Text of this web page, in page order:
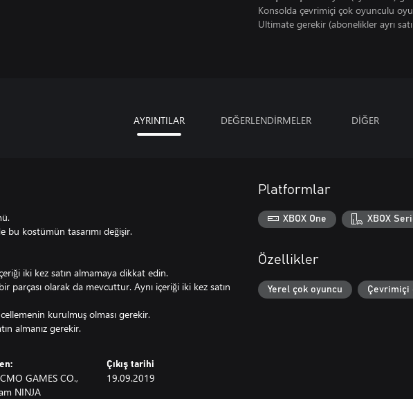
Konsolda çevrimiçi çok oyunculu
Ultimate gerekir (abonelikler ayrı
AYRINTILAR DEĞERLENDİRMELER DİĞER
bu kostümün tasarımı değişir.
iki kez satın almamaya dikkat edin.
parçası olarak da mevcuttur. Aynı içeriği iki kez satın
kurulmuş olması gerekir.
almanız gerekir.
GAMES CO.,
NINJA
Çıkış tarihi
19.09.2019
Platformlar
XBOX One XBOX
Özellikler
Yerel çok oyuncu Çevrimiçi